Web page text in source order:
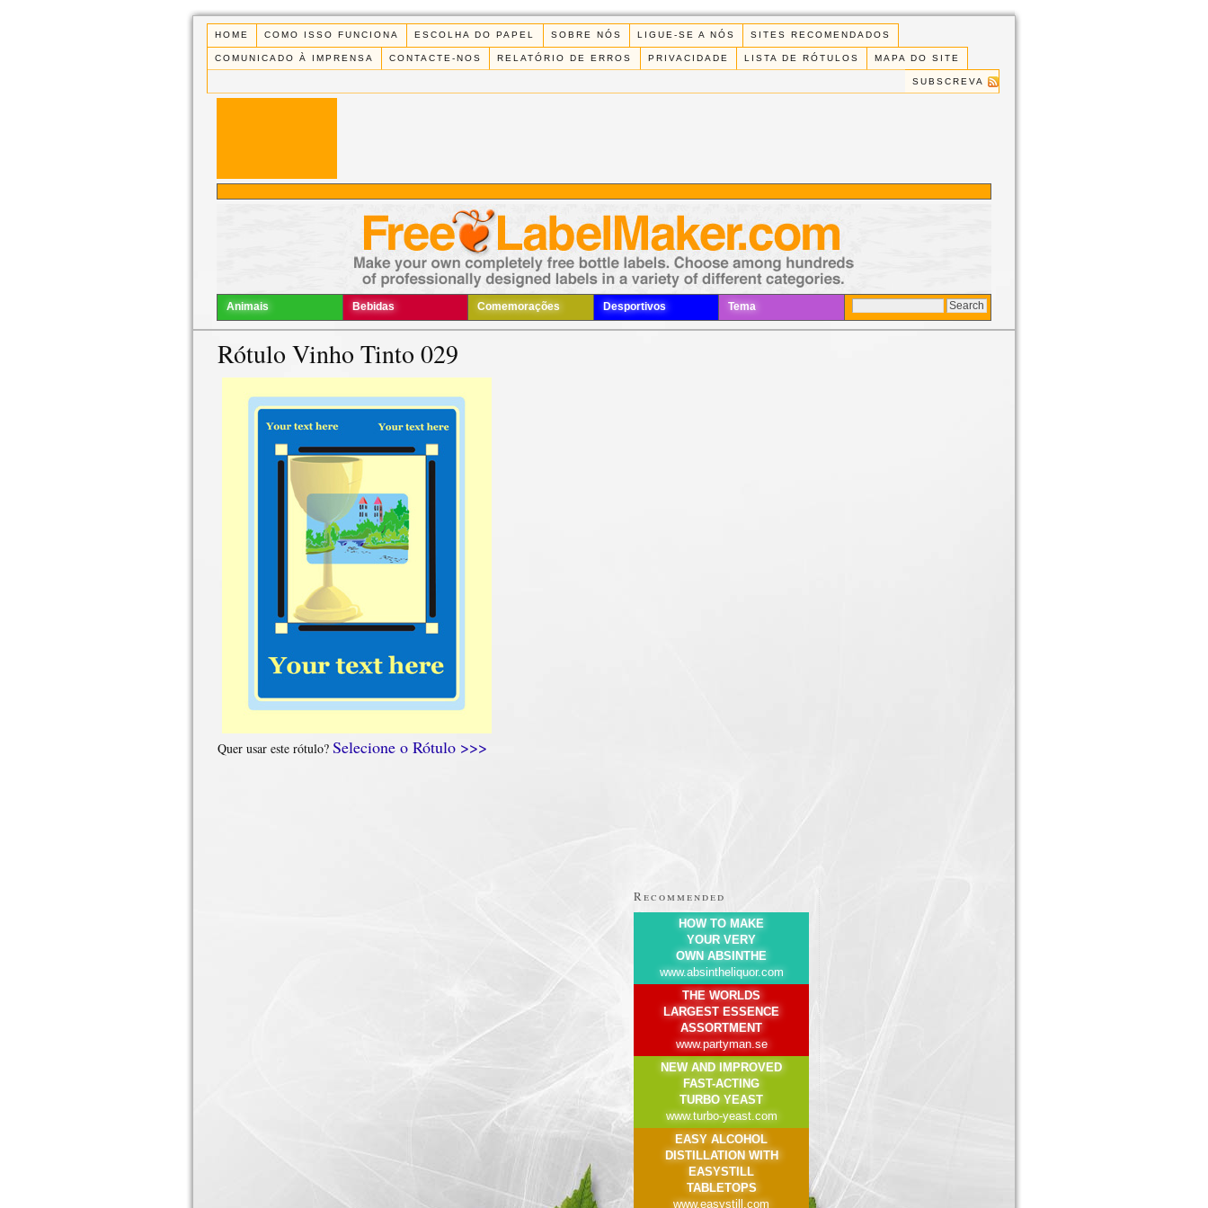
HOME COMO ISSO FUNCIONA ESCOLHA DO PAPEL SOBRE NÓS LIGUE-SE A NÓS SITES RECOMENDADOS
COMUNICADO À IMPRENSA CONTACTE-NOS RELATÓRIO DE ERROS PRIVACIDADE LISTA DE RÓTULOS MAPA DO SITE
SUBSCREVA
Animais Bebidas Comemorações Desportivos Tema
Rótulo Vinho Tinto 029
Quer usar este rótulo? Selecione o Rótulo >>>
Recommended
HOW TO MAKE
YOUR VERY
OWN ABSINTHE
www.absintheliquor.com
THE WORLDS
LARGEST ESSENCE
ASSORTMENT
www.partyman.se
NEW AND IMPROVED
FAST-ACTING
TURBO YEAST
www.turbo-yeast.com
EASY ALCOHOL
DISTILLATION WITH
EASYSTILL
TABLETOPS
www.easystill.com